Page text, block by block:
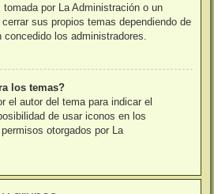
por La Administración o un
sus propios temas dependiendo de
los administradores.
los temas?
el autor del tema para indicar el
de usar iconos en los
otorgados por La